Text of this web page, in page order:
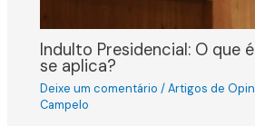
Indulto Presidencial: O que
se aplica?
Deixe um comentário /Artigos de
Campelo